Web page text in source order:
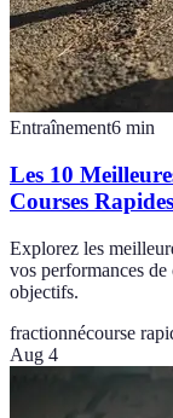
Entraînement6 min
Les 10
Courses Rapides
Explorez les
vos performances
objectifs.
fractionnécourse
Aug 4